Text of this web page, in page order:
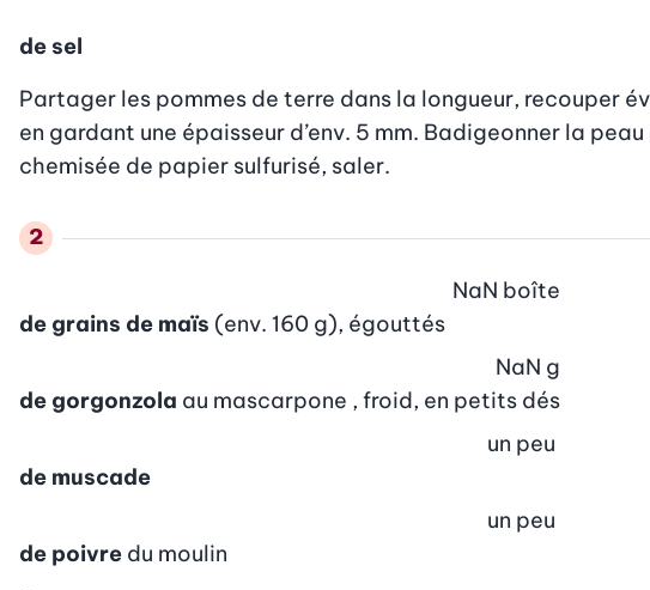
de sel
Partager les pommes de terre dans la longueur, recouper
en gardant une épaisseur d’env. 5 mm. Badigeonner la
chemisée de papier sulfurisé, saler.
de grains de maïs (env. 160 g), égouttés
NaN boîte
de gorgonzola au mascarpone , froid, en petits dés
NaN g
de muscade
un peu
de poivre du moulin
un peu